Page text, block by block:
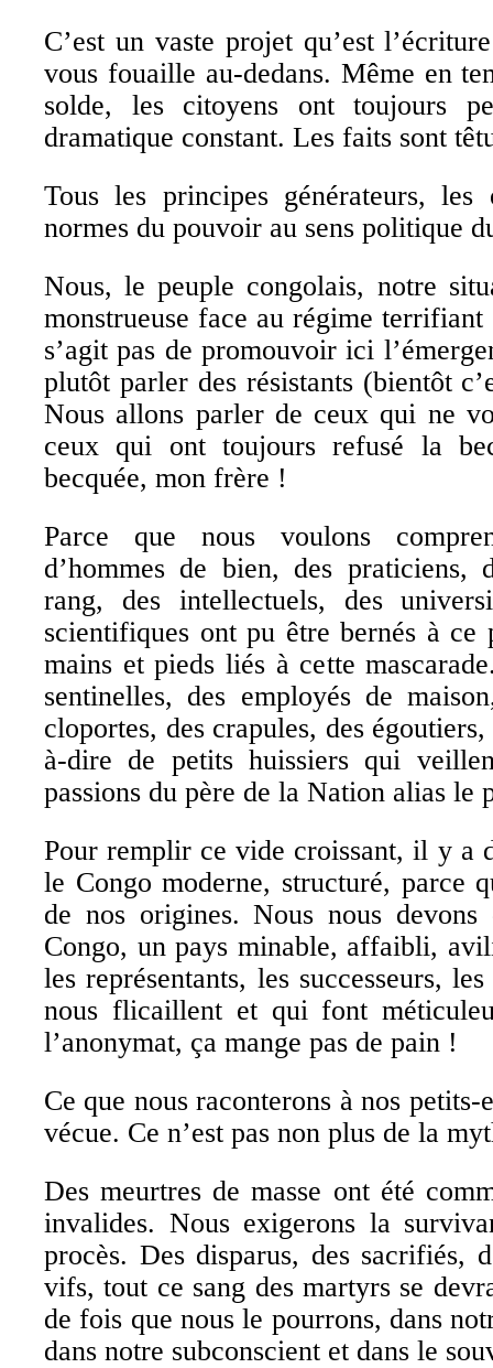
C’est un vaste projet qu’est
vous fouaille au-dedans. Même en
solde, les citoyens ont toujours
dramatique constant. Les faits sont
Tous les principes générateurs, les
normes du pouvoir au sens politique
Nous, le peuple congolais, notre
monstrueuse face au régime
s’agit pas de promouvoir ici
plutôt parler des résistants (bientôt
Nous allons parler de ceux qui ne
ceux qui ont toujours refusé la
becquée, mon frère !
Parce que nous voulons
d’hommes de bien, des praticiens,
rang, des intellectuels, des
scientifiques ont pu être bernés à ce
mains et pieds liés à cette
sentinelles, des employés de
cloportes, des crapules, des
à-dire de petits huissiers qui
passions du père de la Nation alias le
Pour remplir ce vide croissant, il y a
le Congo moderne, structuré, parce
de nos origines. Nous nous
Congo, un pays minable, affaibli,
les représentants, les successeurs,
nous flicaillent et qui font
l’anonymat, ça mange pas de pain !
Ce que nous raconterons à nos
vécue. Ce n’est pas non plus de la
Des meurtres de masse ont été
invalides. Nous exigerons la
procès. Des disparus, des sacrifiés,
vifs, tout ce sang des martyrs se
de fois que nous le pourrons, dans
dans notre subconscient et dans le